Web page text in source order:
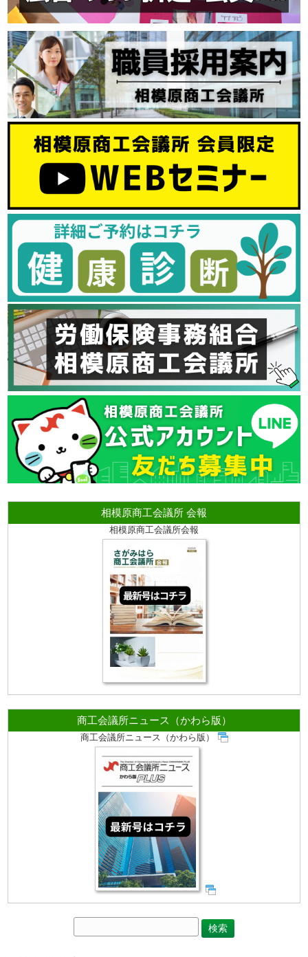
相模原商工会議所 会報
相模原商工会議所会報
商工会議所ニュース（かわら版）
商工会議所ニュース（かわら版）